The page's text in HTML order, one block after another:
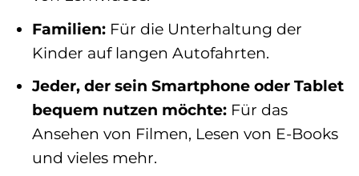
Familien: Für die Unterhaltung der
Kinder auf langen Autofahrten.
Jeder, der sein Smartphone oder Tablet
bequem nutzen möchte: Für das
Ansehen von Filmen, Lesen von E-Books
und vieles mehr.